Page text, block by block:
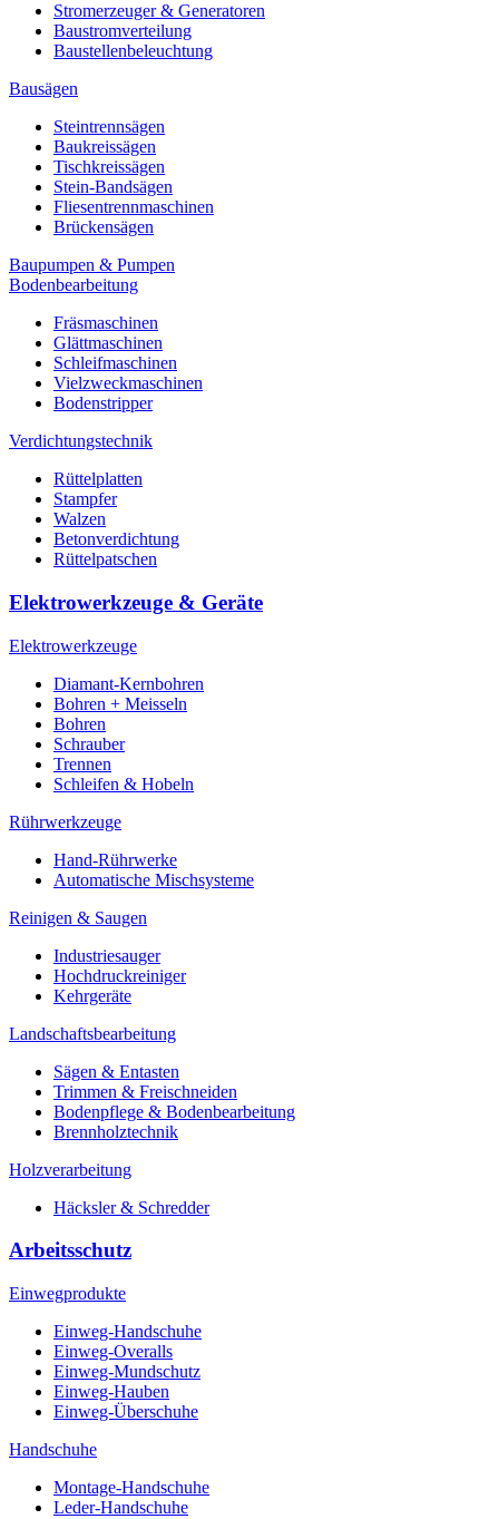
Stromerzeuger & Generatoren
Baustromverteilung
Baustellenbeleuchtung
Bausägen
Steintrennsägen
Baukreissägen
Tischkreissägen
Stein-Bandsägen
Fliesentrennmaschinen
Brückensägen
Baupumpen & Pumpen
Bodenbearbeitung
Fräsmaschinen
Glättmaschinen
Schleifmaschinen
Vielzweckmaschinen
Bodenstripper
Verdichtungstechnik
Rüttelplatten
Stampfer
Walzen
Betonverdichtung
Rüttelpatschen
Elektrowerkzeuge & Geräte
Elektrowerkzeuge
Diamant-Kernbohren
Bohren + Meisseln
Bohren
Schrauber
Trennen
Schleifen & Hobeln
Rührwerkzeuge
Hand-Rührwerke
Automatische Mischsysteme
Reinigen & Saugen
Industriesauger
Hochdruckreiniger
Kehrgeräte
Landschaftsbearbeitung
Sägen & Entasten
Trimmen & Freischneiden
Bodenpflege & Bodenbearbeitung
Brennholztechnik
Holzverarbeitung
Häcksler & Schredder
Arbeitsschutz
Einwegprodukte
Einweg-Handschuhe
Einweg-Overalls
Einweg-Mundschutz
Einweg-Hauben
Einweg-Überschuhe
Handschuhe
Montage-Handschuhe
Leder-Handschuhe